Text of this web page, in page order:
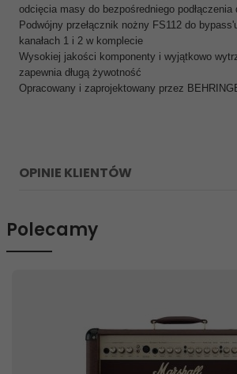
odcięcia masy do bezpośredniego podłączenia
Podwójny przełącznik nożny FS112 do
kanałach 1 i 2 w komplecie
Wysokiej jakości komponenty i wyjątkowo
zapewnia długą żywotność
Opracowany i zaprojektowany przez
OPINIE KLIENTÓW
Polecamy